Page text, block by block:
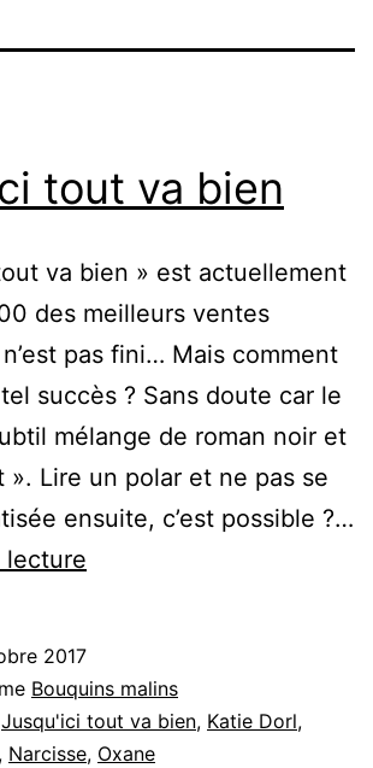
tout va bien
va bien » est actuellement
des meilleurs ventes
pas fini… Mais comment
succès ? Sans doute car le
mélange de roman noir et
». Lire un polar et ne pas se
ensuite, c’est possible ?…
lecture
bien
2017
Bouquins malins
Jusqu'ici tout va bien, Katie Dorl,
, Narcisse, Oxane